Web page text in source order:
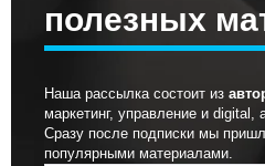
полезных
Наша рассылка состоит из
маркетинг, управление и
Сразу после подписки мы
популярными материалами.